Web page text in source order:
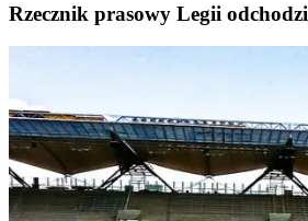
Rzecznik prasowy Legii odchodzi